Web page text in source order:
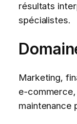
résultats
spécialistes.
Marketing,
e-
maintenance